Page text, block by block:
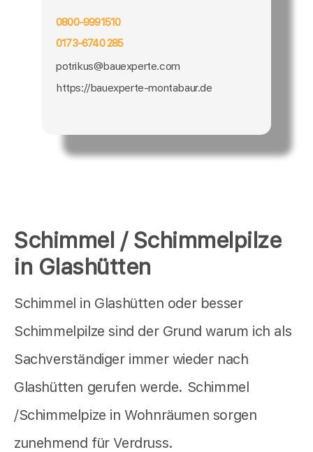
Schimmel / Schimmelpilze
in Glashütten
Schimmel in Glashütten oder besser
Schimmelpilze sind der Grund warum ich als
Sachverständiger immer wieder nach
Glashütten gerufen werde. Schimmel
/Schimmelpize in Wohnräumen sorgen
zunehmend für Verdruss.
0800-9991510
0173-6740 285
potrikus@bauexperte.com
https://bauexperte-montabaur.de